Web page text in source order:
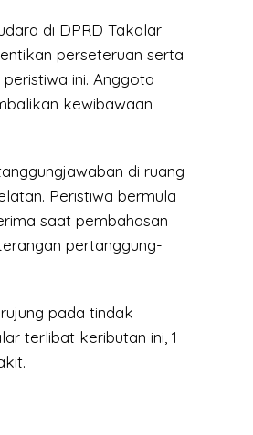
di DPRD Takalar
perseteruan serta
ini. Anggota
kewibawaan
di ruang
Peristiwa bermula
saat pembahasan
pertanggung-
pada tindak
terlibat keributan ini, 1